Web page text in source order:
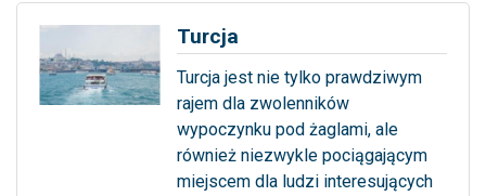
Turcja
Turcja jest nie tylko prawdziwym
rajem dla zwolenników
wypoczynku pod żaglami, ale
również niezwykle pociągającym
miejscem dla ludzi interesujących